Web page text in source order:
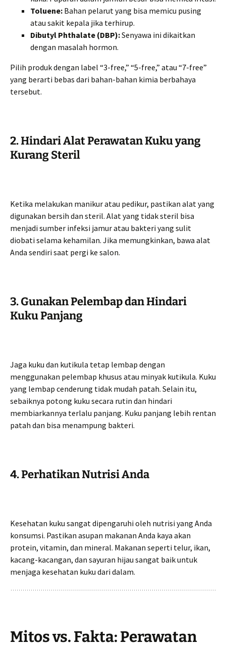
Toluene: Bahan pelarut yang bisa memicu pusing
atau sakit kepala jika terhirup.
Dibutyl Phthalate (DBP):Senyawa ini dikaitkan
dengan masalah hormon.
Pilih produk dengan label “3-free,” “5-free,” atau “7-free”
yang berarti bebas dari bahan-bahan kimia berbahaya
tersebut.
2. Hindari Alat Perawatan Kuku yang
Kurang Steril
Ketika melakukan manikur atau pedikur, pastikan alat yang
digunakan bersih dan steril. Alat yang tidak steril bisa
menjadi sumber infeksi jamur atau bakteri yang sulit
diobati selama kehamilan. Jika memungkinkan, bawa alat
Anda sendiri saat pergi ke salon.
3. Gunakan Pelembap dan Hindari
Kuku Panjang
Jaga kuku dan kutikula tetap lembap dengan
menggunakan pelembap khusus atau minyak kutikula. Kuku
yang lembap cenderung tidak mudah patah. Selain itu,
sebaiknya potong kuku secara rutin dan hindari
membiarkannya terlalu panjang. Kuku panjang lebih rentan
patah dan bisa menampung bakteri.
4. Perhatikan Nutrisi Anda
Kesehatan kuku sangat dipengaruhi oleh nutrisi yang Anda
konsumsi. Pastikan asupan makanan Anda kaya akan
protein, vitamin, dan mineral. Makanan seperti telur, ikan,
kacang-kacangan, dan sayuran hijau sangat baik untuk
menjaga kesehatan kuku dari dalam.
Mitos vs. Fakta: Perawatan